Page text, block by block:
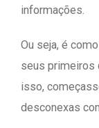
informações.
Ou seja, é
seus primeiros
isso,
desconexas